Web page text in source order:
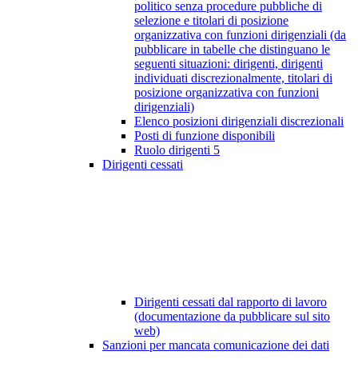
politico senza procedure pubbliche di
selezione e titolari di posizione
organizzativa con funzioni dirigenziali (da
pubblicare in tabelle che distinguano le
seguenti situazioni: dirigenti, dirigenti
individuati discrezionalmente, titolari di
posizione organizzativa con funzioni
dirigenziali)
Elenco posizioni dirigenziali discrezionali
Posti di funzione disponibili
Ruolo dirigenti 5
Dirigenti cessati
Dirigenti cessati dal rapporto di lavoro
(documentazione da pubblicare sul sito
web)
Sanzioni per mancata comunicazione dei dati